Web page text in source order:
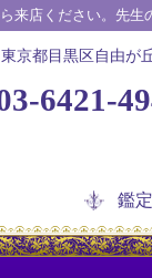
来店ください。先生
鑑
京都目黒区自由が
6421-